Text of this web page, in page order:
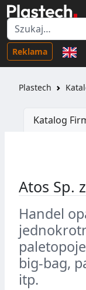
Reklama
Plastech
Katalog
Atos Sp.
Handel
big-bag,
itp.